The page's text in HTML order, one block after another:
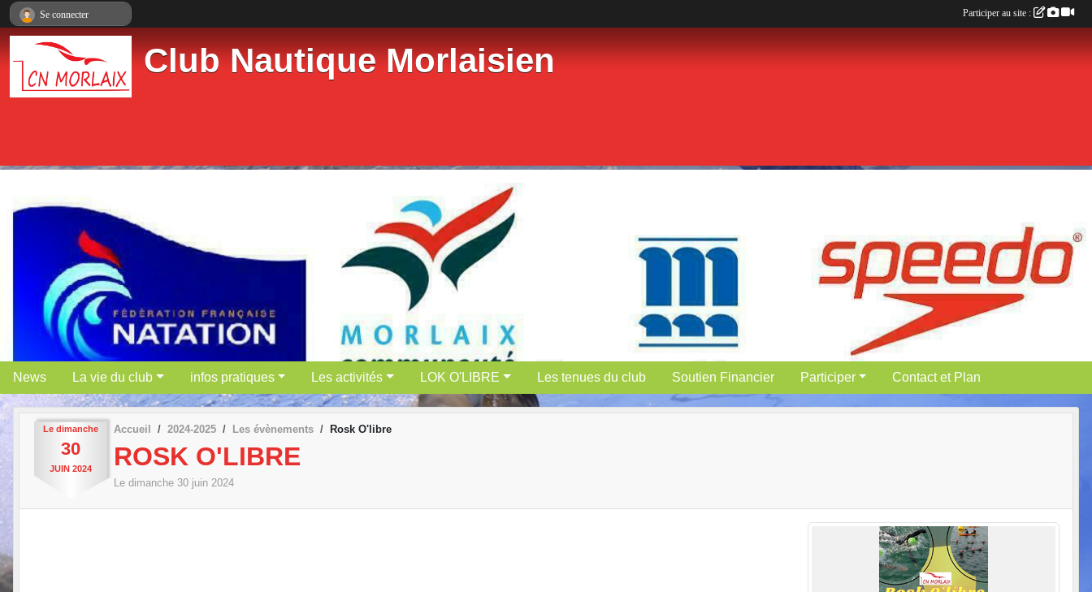
Club Nautique Morlaisien
News La vie du club infos pratiques Les activités LOK O'LIBRE Les tenues du club Soutien Financier Participer Contact et Plan
Le dimanche
30
JUIN 2024
Accueil 2024-2025 Les évènements Rosk O'libre
ROSK O'LIBRE
Le dimanche 30 juin 2024
Se connecter Participer au site :
Panneau de gestion des cookies